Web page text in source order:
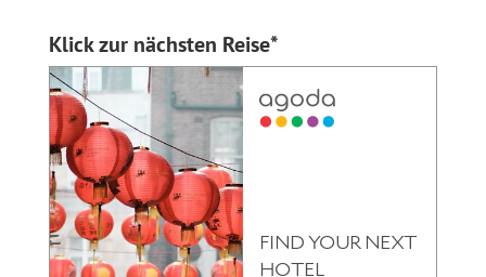
Klick zur nächsten Reise*